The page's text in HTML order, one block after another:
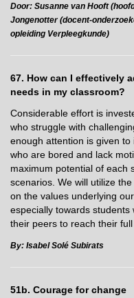
Door: Susanne van Hooft
Jongenotter (docent-
opleiding Verpleegkunde)
67. How can I effectively
needs in my classroom?
Considerable effort is
who struggle with
enough attention is given
who are bored and lack
maximum potential of each
scenarios. We will utilize
on the values underlying
especially towards
their peers to reach their full
By: Isabel Solé Subirats
51b. Courage for change